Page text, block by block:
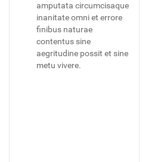
amputata circumcisaque
inanitate omni et errore
finibus naturae
contentus sine
aegritudine possit et sine
metu vivere.